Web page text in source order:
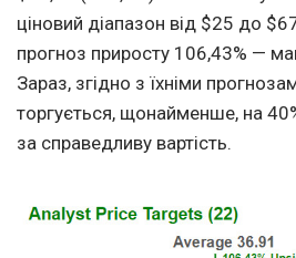
ціновий діапазон від $25 до
прогноз приросту 106,43% —
Зараз, згідно з їхніми
торгується, щонайменше, на
за справедливу вартість.